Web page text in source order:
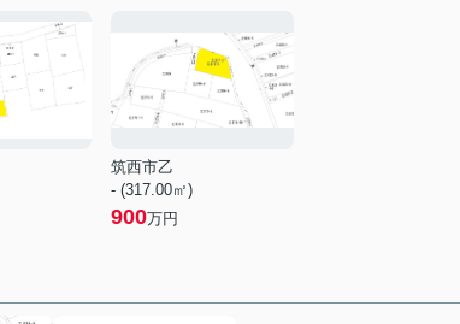
筑西市乙
- (317.00㎡)
900万円